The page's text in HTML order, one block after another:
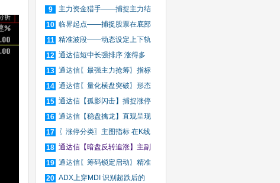
金
9
主力资金猎手——捕捉主力结
束
10 临界起点——捕捉股票在底部
区
11 精准波段——动态设定上下轨
道
12 通达信短中长强排序 涨得多
不
13 通达信〖最强主力抢筹〗指标
套
14 通达信〖量化横盘突破〗形态
信
15 通达信【孤影闪击】捕捉涨停
板
16 通达信【稳盘擒龙】直观呈现
趋
17
〖涨停分类〗主图指标 在K线
图
18 通达信【暗盘反转追涨】主副
图
19 通达信〖筹码锁定启动〗精准
捕
20 ADX上穿MDI 识别超跌后的